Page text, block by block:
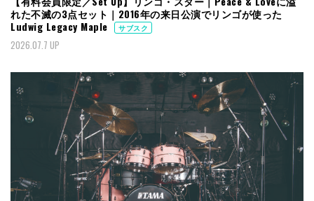
れた不滅の3点セット｜2016年の来日公演でリンゴが使った
Ludwig Legacy Maple
サブスク
2026.07.7 UP